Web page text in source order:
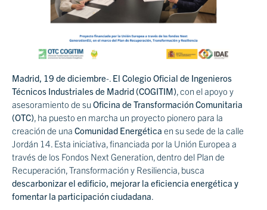
Madrid, 19 de diciembre-. El Colegio Oficial de Ingenieros
Técnicos Industriales de Madrid (COGITIM), con el apoyo y
asesoramiento de su Oficina de Transformación Comunitaria
(OTC), ha puesto en marcha un proyecto pionero para la
creación de una Comunidad Energética en su sede de la calle
Jordán 14. Esta iniciativa, financiada por la Unión Europea a
través de los Fondos Next Generation, dentro del Plan de
Recuperación, Transformación y Resiliencia, busca
descarbonizar el edificio, mejorar la eficiencia energética y
fomentar la participación ciudadana.